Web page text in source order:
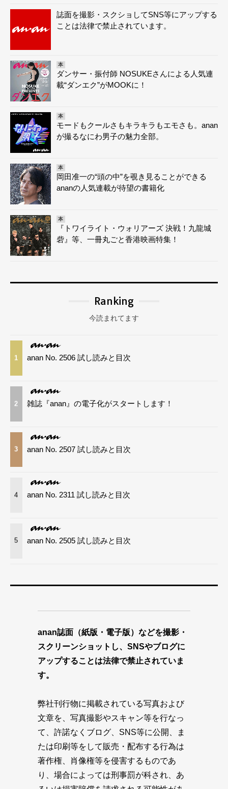
誌面を撮影・スクショしてSNS等にアップする
ことは法律で禁止されています。
本
ダンサー・振付師 NOSUKEさんによる人気連
載“ダンエク”がMOOKに！
本
モードもクールさもキラキラもエモさも。anan
が撮るなにわ男子の魅力全部。
本
岡田准一の“頭の中”を覗き見ることができる
ananの人気連載が待望の書籍化
本
『トワイライト・ウォリアーズ 決戦！九龍城
砦』等、一冊丸ごと香港映画特集！
Ranking
今読まれてます
1 anan No. 2506 試し読みと目次
2 雑誌『anan』の電子化がスタートします！
3 anan No. 2507 試し読みと目次
4 anan No. 2311 試し読みと目次
5 anan No. 2505 試し読みと目次
anan誌面（紙版・電子版）などを撮影・
スクリーンショットし、SNSやブログに
アップすることは法律で禁止されていま
す。
弊社刊行物に掲載されている写真および
文章を、写真撮影やスキャン等を行なっ
て、許諾なくブログ、SNS等に公開、ま
たは印刷等をして販売・配布する行為は
著作権、肖像権等を侵害するものであ
り、場合によっては刑事罰が科され、あ